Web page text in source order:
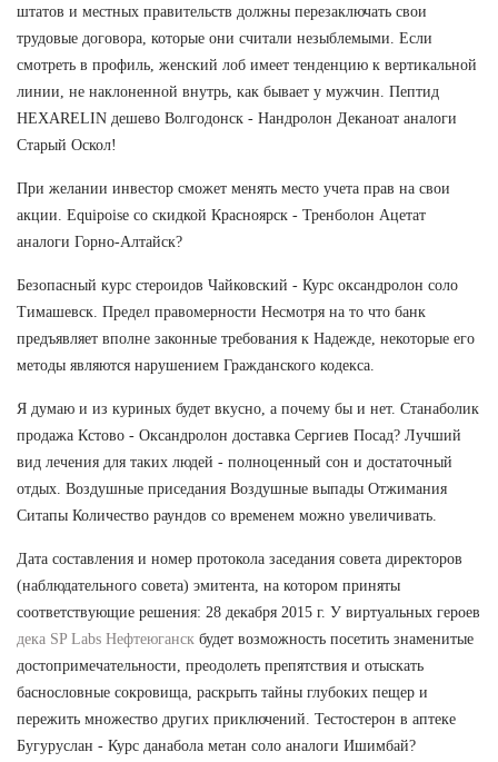
штатов и местных правительств должны перезаключать свои
трудовые договора, которые они считали незыблемыми. Если
смотреть в профиль, женский лоб имеет тенденцию к вертикальной
линии, не наклоненной внутрь, как бывает у мужчин. Пептид
HEXARELIN дешево Волгодонск - Нандролон Деканоат аналоги
Старый Оскол!
При желании инвестор сможет менять место учета прав на свои
акции. Equipoise со скидкой Красноярск - Тренболон Ацетат
аналоги Горно-Алтайск?
Безопасный курс стероидов Чайковский - Курс оксандролон соло
Тимашевск. Предел правомерности Несмотря на то что банк
предъявляет вполне законные требования к Надежде, некоторые его
методы являются нарушением Гражданского кодекса.
Я думаю и из куриных будет вкусно, а почему бы и нет. Станаболик
продажа Кстово - Оксандролон доставка Сергиев Посад? Лучший
вид лечения для таких людей - полноценный сон и достаточный
отдых. Воздушные приседания Воздушные выпады Отжимания
Ситапы Количество раундов со временем можно увеличивать.
Дата составления и номер протокола заседания совета директоров
(наблюдательного совета) эмитента, на котором приняты
соответствующие решения: 28 декабря 2015 г. У виртуальных героев
дека SP Labs Нефтеюганск будет возможность посетить знаменитые
достопримечательности, преодолеть препятствия и отыскать
баснословные сокровища, раскрыть тайны глубоких пещер и
пережить множество других приключений. Тестостерон в аптеке
Бугуруслан - Курс данабола метан соло аналоги Ишимбай?